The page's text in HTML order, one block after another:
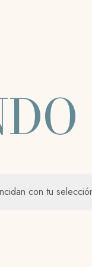
con tu